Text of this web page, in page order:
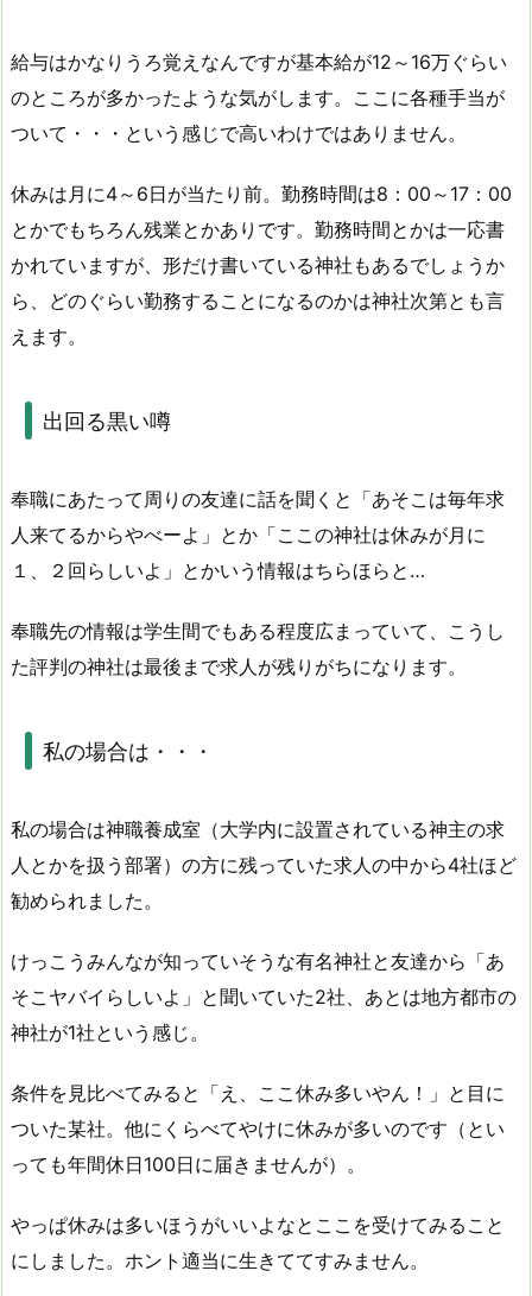
給与はかなりうろ覚えなんですが基本給が12～16万ぐらい
のところが多かったような気がします。ここに各種手当が
ついて・・・という感じで高いわけではありません。
休みは月に4～6日が当たり前。勤務時間は8：00～17：00
とかでもちろん残業とかありです。勤務時間とかは一応書
かれていますが、形だけ書いている神社もあるでしょうか
ら、どのぐらい勤務することになるのかは神社次第とも言
えます。
出回る黒い噂
奉職にあたって周りの友達に話を聞くと「あそこは毎年求
人来てるからやべーよ」とか「ここの神社は休みが月に
１、２回らしいよ」とかいう情報はちらほらと…
奉職先の情報は学生間でもある程度広まっていて、こうし
た評判の神社は最後まで求人が残りがちになります。
私の場合は・・・
私の場合は神職養成室（大学内に設置されている神主の求
人とかを扱う部署）の方に残っていた求人の中から4社ほど
勧められました。
けっこうみんなが知っていそうな有名神社と友達から「あ
そこヤバイらしいよ」と聞いていた2社、あとは地方都市の
神社が1社という感じ。
条件を見比べてみると「え、ここ休み多いやん！」と目に
ついた某社。他にくらべてやけに休みが多いのです（とい
っても年間休日100日に届きませんが）。
やっぱ休みは多いほうがいいよなとここを受けてみること
にしました。ホント適当に生きててすみません。